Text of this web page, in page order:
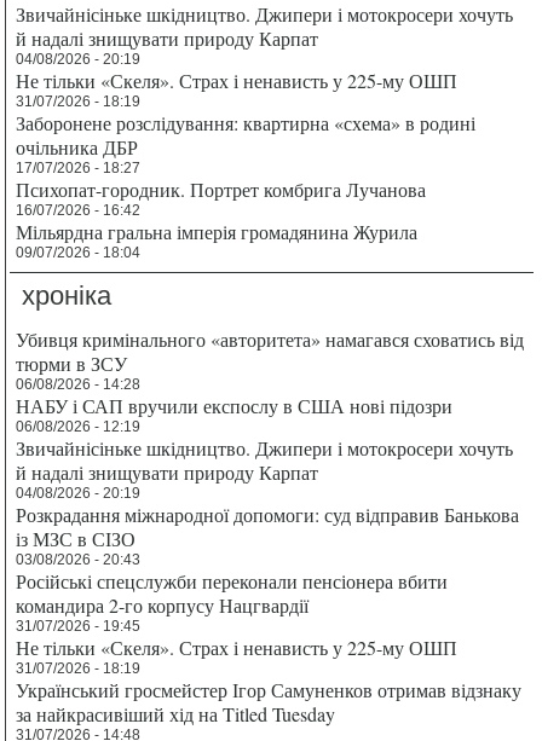
Звичайнісіньке шкідництво. Джипери і мотокросери хочуть
й надалі знищувати природу Карпат
04/08/2026 - 20:19
Не тільки «Скеля». Страх і ненависть у 225-му ОШП
31/07/2026 - 18:19
Заборонене розслідування: квартирна «схема» в родині
очільника ДБР
17/07/2026 - 18:27
Психопат-городник. Портрет комбрига Лучанова
16/07/2026 - 16:42
Мільярдна гральна імперія громадянина Журила
09/07/2026 - 18:04
хроніка
Убивця кримінального «авторитета» намагався сховатись від
тюрми в ЗСУ
06/08/2026 - 14:28
НАБУ і САП вручили експослу в США нові підозри
06/08/2026 - 12:19
Звичайнісіньке шкідництво. Джипери і мотокросери хочуть
й надалі знищувати природу Карпат
04/08/2026 - 20:19
Розкрадання міжнародної допомоги: суд відправив Банькова
із МЗС в СІЗО
03/08/2026 - 20:43
Російські спецслужби переконали пенсіонера вбити
командира 2-го корпусу Нацгвардії
31/07/2026 - 19:45
Не тільки «Скеля». Страх і ненависть у 225-му ОШП
31/07/2026 - 18:19
Український гросмейстер Ігор Самуненков отримав відзнаку
за найкрасивіший хід на Titled Tuesday
31/07/2026 - 14:48